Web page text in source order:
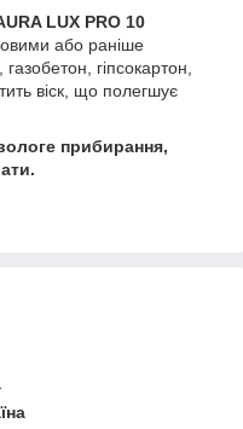
LUX PRO 10
або раніше
гіпсокартон,
віск, що полегшує
прибирання,